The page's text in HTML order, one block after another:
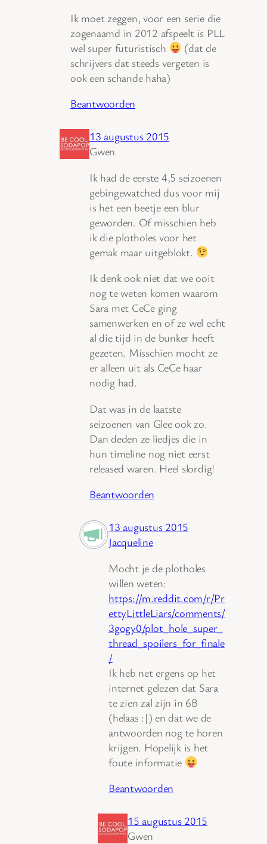
Ik moet zeggen, voor een serie die
zogenaamd in 2012 afspeelt is PLL
wel super futuristisch
(dat de
schrijvers dat steeds vergeten is
ook een schande haha)
Beantwoorden
13 augustus 2015
Gwen
Ik had de eerste 4,5 seizoenen
gebingewatched dus voor mij
is het een beetje een blur
geworden. Of misschien heb
ik die plotholes voor het
gemak maar uitgeblokt.
Ik denk ook niet dat we ooit
nog te weten komen waarom
Sara met CeCe ging
samenwerken en of ze wel echt
al die tijd in de bunker heeft
gezeten. Misschien mocht ze
er alleen uit als CeCe haar
nodig had.
Dat was in de laatste
seizoenen van Glee ook zo.
Dan deden ze liedjes die in
hun timeline nog niet eerst
released waren. Heel slordig!
Beantwoorden
13 augustus 2015
Jacqueline
Mocht je de plotholes
willen weten:
https://m.reddit.com/r/Pr
ettyLittleLiars/comments/
3gogy0/plot_hole_super_
thread_spoilers_for_finale
/
Ik heb net ergens op het
internet gelezen dat Sara
te zien zal zijn in 6B
(helaas :|) en dat we de
antwoorden nog te horen
krijgen. Hopelijk is het
foute informatie
Beantwoorden
15 augustus 2015
Gwen